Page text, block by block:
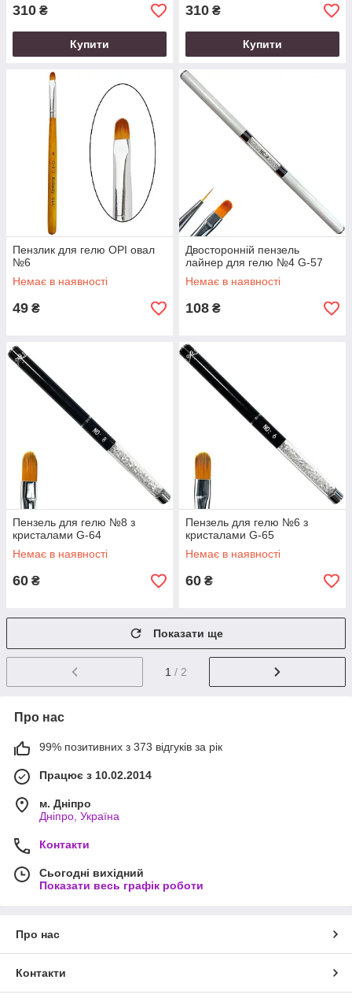
310 ₴
Купити
310 ₴
Купити
Пензлик для гелю OPI овал
№6
Немає в наявності
49 ₴
Двосторонній пензель
лайнер для гелю №4 G-57
Немає в наявності
108 ₴
Пензель для гелю №8 з
кристалами G-64
Немає в наявності
60 ₴
Пензель для гелю №6 з
кристалами G-65
Немає в наявності
60 ₴
Показати ще
1 / 2
Про нас
99% позитивних з 373 відгуків за рік
Працює з 10.02.2014
м. Дніпро
Дніпро, Україна
Контакти
Сьогодні вихідний
Показати весь графік роботи
Про нас
Контакти